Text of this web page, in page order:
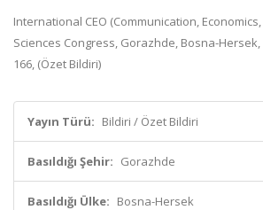
International CEO (Communication,
Sciences Congress, Gorazhde, Bosna-Hersek,
166, (Özet Bildiri)
Yayın Türü: Bildiri / Özet Bildiri
Basıldığı Şehir: Gorazhde
Basıldığı Ülke: Bosna-Hersek